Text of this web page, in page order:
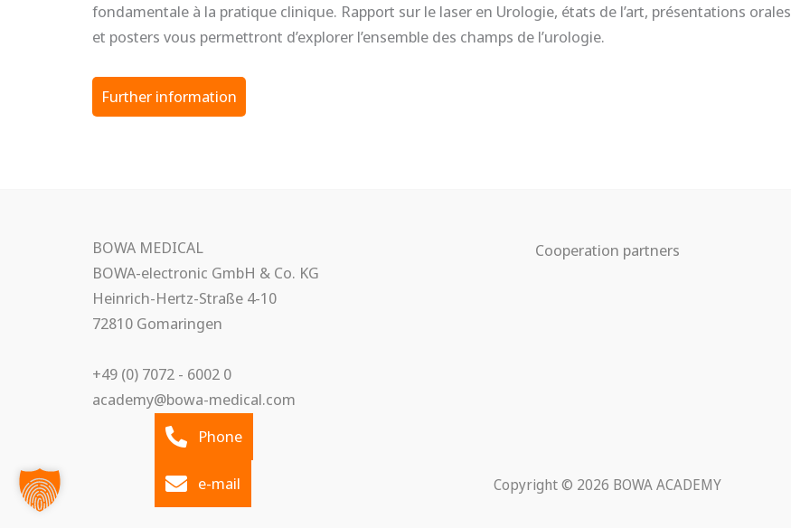
fondamentale à la pratique clinique. Rapport sur le laser en Urologie, états de l’art, présentations orales
et posters vous permettront d’explorer l’ensemble des champs de l’urologie.
Further information
BOWA MEDICAL
BOWA-electronic GmbH & Co. KG
Heinrich-Hertz-Straße 4-10
72810 Gomaringen
+49 (0) 7072 - 6002 0
academy@bowa-medical.com
Cooperation partners
Copyright © 2026 BOWA ACADEMY
Phone
e-mail